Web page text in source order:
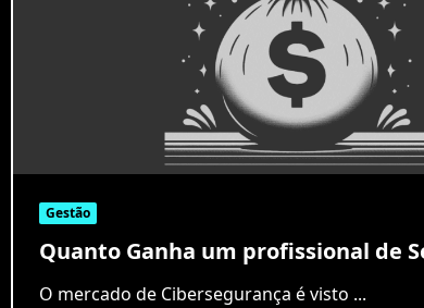
Gestão
Quanto Ganha um profissional de
O mercado de Cibersegurança é visto ...